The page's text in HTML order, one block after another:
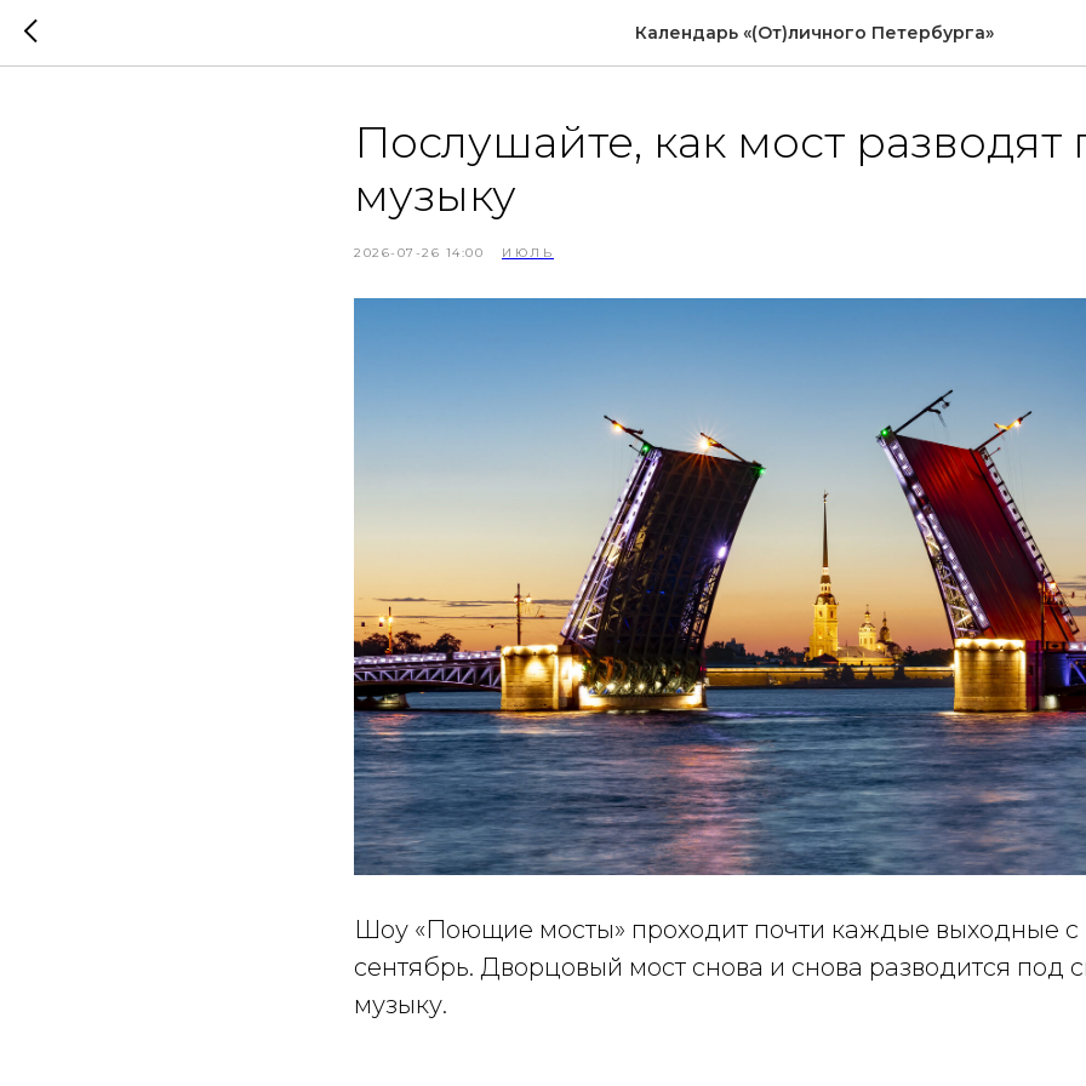
Календарь «(От)личного Петербурга»
Послушайте, как мост разводят
музыку
2026-07-26 14:00 ИЮЛЬ
Шоу «Поющие мосты» проходит почти каждые выходные с
сентябрь. Дворцовый мост снова и снова разводится под
музыку.